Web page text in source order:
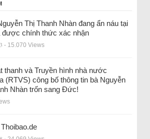
Thị Thanh Nhàn đang ẩn náu tại
chính thức xác nhận
- 15.070 Views
thanh và Truyền hình nhà nước
(RTVS) công bố thông tin bà Nguyễn
Nhàn trốn sang Đức!